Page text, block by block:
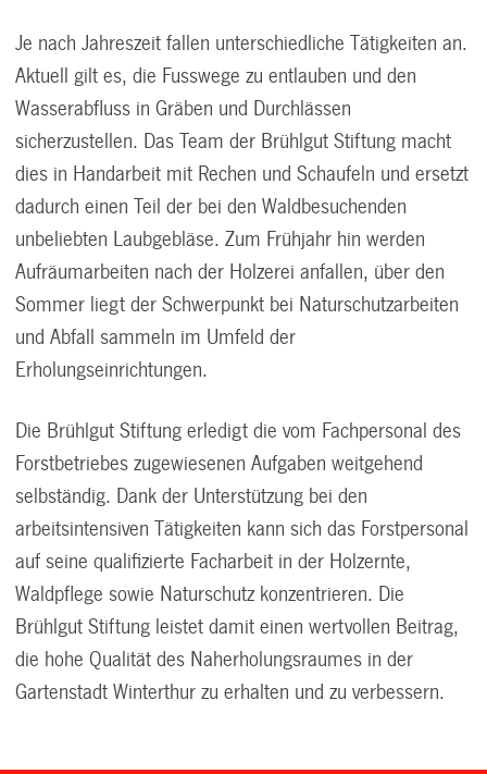
Je nach Jahreszeit fallen unterschiedliche Tätigkeiten an.
Aktuell gilt es, die Fusswege zu entlauben und den
Wasserabfluss in Gräben und Durchlässen
sicherzustellen. Das Team der Brühlgut Stiftung macht
dies in Handarbeit mit Rechen und Schaufeln und ersetzt
dadurch einen Teil der bei den Waldbesuchenden
unbeliebten Laubgebläse. Zum Frühjahr hin werden
Aufräumarbeiten nach der Holzerei anfallen, über den
Sommer liegt der Schwerpunkt bei Naturschutzarbeiten
und Abfall sammeln im Umfeld der
Erholungseinrichtungen.
Die Brühlgut Stiftung erledigt die vom Fachpersonal des
Forstbetriebes zugewiesenen Aufgaben weitgehend
selbständig. Dank der Unterstützung bei den
arbeitsintensiven Tätigkeiten kann sich das Forstpersonal
auf seine qualifizierte Facharbeit in der Holzernte,
Waldpflege sowie Naturschutz konzentrieren. Die
Brühlgut Stiftung leistet damit einen wertvollen Beitrag,
die hohe Qualität des Naherholungsraumes in der
Gartenstadt Winterthur zu erhalten und zu verbessern.